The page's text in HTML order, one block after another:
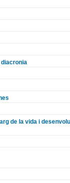
diacronia
de la vida i